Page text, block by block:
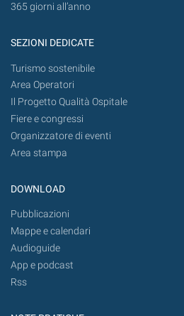
365 giorni all’anno
SEZIONI DEDICATE
Turismo sostenibile
Area Operatori
Il Progetto Qualità Ospitale
Fiere e congressi
Organizzatore di eventi
Area stampa
DOWNLOAD
Pubblicazioni
Mappe e calendari
Audioguide
App e podcast
Rss